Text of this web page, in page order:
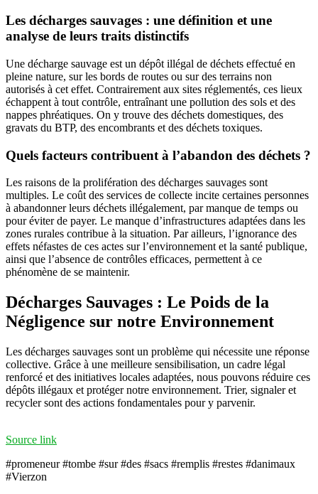
Les décharges sauvages : une définition et une
analyse de leurs traits distinctifs
Une décharge sauvage est un dépôt illégal de déchets effectué en
pleine nature, sur les bords de routes ou sur des terrains non
autorisés à cet effet. Contrairement aux sites réglementés, ces lieux
échappent à tout contrôle, entraînant une pollution des sols et des
nappes phréatiques. On y trouve des déchets domestiques, des
gravats du BTP, des encombrants et des déchets toxiques.
Quels facteurs contribuent à l’abandon des déchets ?
Les raisons de la prolifération des décharges sauvages sont
multiples. Le coût des services de collecte incite certaines personnes
à abandonner leurs déchets illégalement, par manque de temps ou
pour éviter de payer. Le manque d’infrastructures adaptées dans les
zones rurales contribue à la situation. Par ailleurs, l’ignorance des
effets néfastes de ces actes sur l’environnement et la santé publique,
ainsi que l’absence de contrôles efficaces, permettent à ce
phénomène de se maintenir.
Décharges Sauvages : Le Poids de la
Négligence sur notre Environnement
Les décharges sauvages sont un problème qui nécessite une réponse
collective. Grâce à une meilleure sensibilisation, un cadre légal
renforcé et des initiatives locales adaptées, nous pouvons réduire ces
dépôts illégaux et protéger notre environnement. Trier, signaler et
recycler sont des actions fondamentales pour y parvenir.
Source link
#promeneur #tombe #sur #des #sacs #remplis #restes #danimaux
#Vierzon